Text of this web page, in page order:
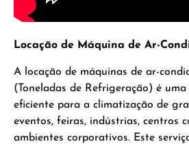
Locação de Máquina de Ar-
A locação de máquinas de ar-
(Toneladas de Refrigeração) é
eficiente para a climatização de
eventos, feiras, indústrias, centros
ambientes corporativos. Este